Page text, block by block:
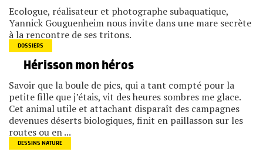
Ecologue, réalisateur et photographe subaquatique,
Yannick Gouguenheim nous invite dans une mare secrète
à la rencontre de ses tritons.
DOSSIERS
Hérisson mon héros
Savoir que la boule de pics, qui a tant compté pour la
petite fille que j’étais, vit des heures sombres me glace.
Cet animal utile et attachant disparaît des campagnes
devenues déserts biologiques, finit en paillasson sur les
routes ou en ...
DESSINS NATURE